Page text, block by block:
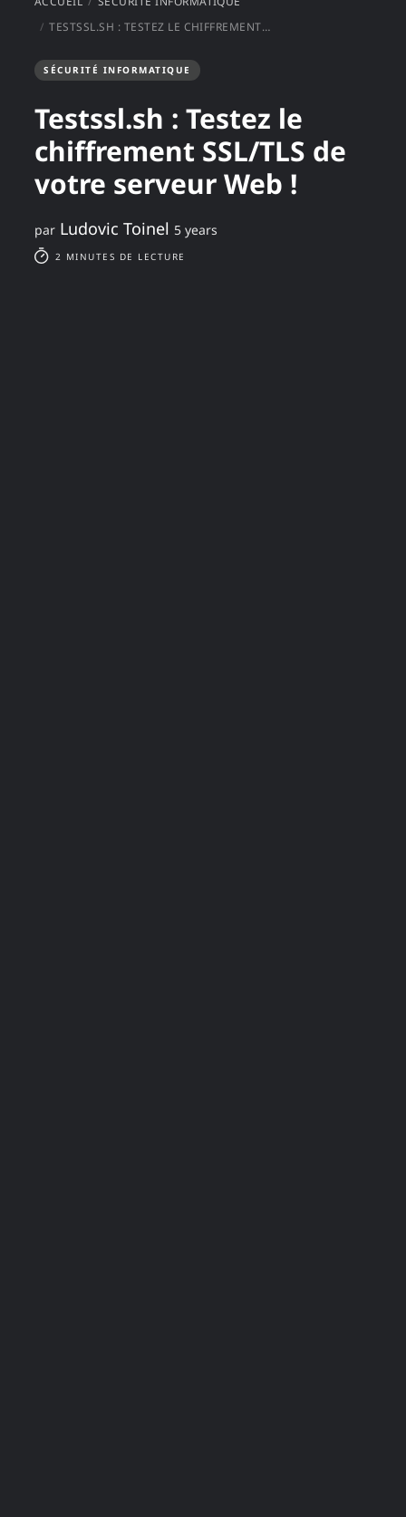
TESTSSL.SH : TESTEZ LE CHIFFREMENT SSL/TLS DE VOTRE SERVEUR WEB !
SÉCURITÉ INFORMATIQUE
Testssl.sh : Testez le
chiffrement SSL/TLS de
votre serveur Web !
par Ludovic Toinel 5 years
2 MINUTES DE LECTURE